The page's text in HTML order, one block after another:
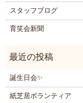
スタッフブログ
育笑会新聞
誕生日会✨
紙芝居ボランティア